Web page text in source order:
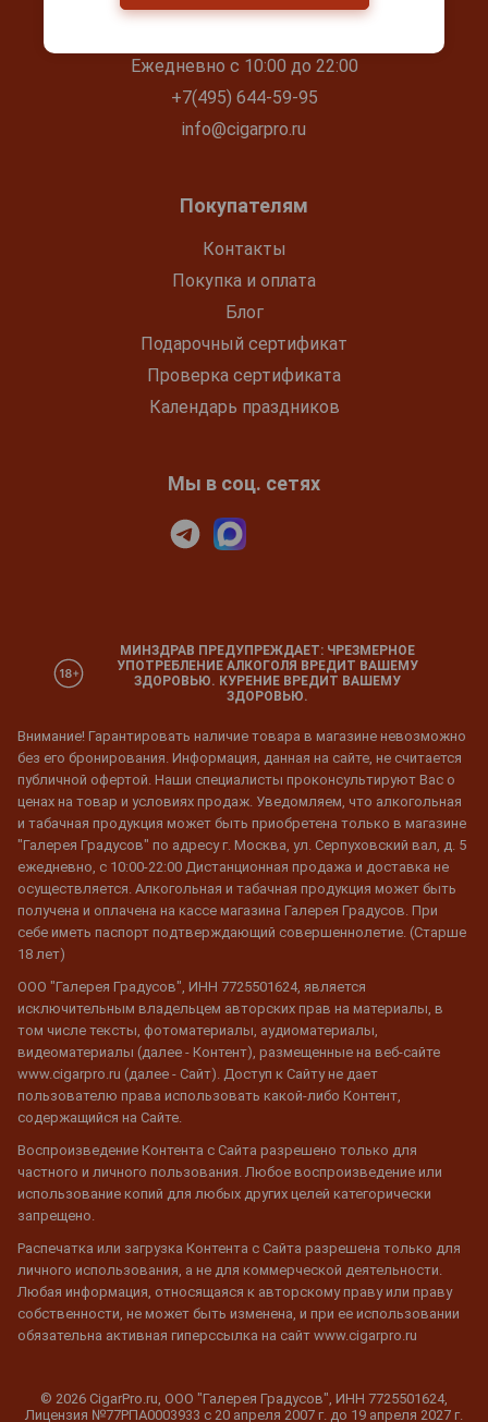
Ежедневно с 10:00 до 22:00
+7(495) 644-59-95
info@cigarpro.ru
Покупателям
Контакты
Покупка и оплата
Блог
Подарочный сертификат
Проверка сертификата
Календарь праздников
Мы в соц. сетях
МИНЗДРАВ ПРЕДУПРЕЖДАЕТ: ЧРЕЗМЕРНОЕ
УПОТРЕБЛЕНИЕ АЛКОГОЛЯ ВРЕДИТ ВАШЕМУ
ЗДОРОВЬЮ. КУРЕНИЕ ВРЕДИТ ВАШЕМУ
ЗДОРОВЬЮ.
Внимание! Гарантировать наличие товара в магазине невозможно
без его бронирования. Информация, данная на сайте, не считается
публичной офертой. Наши специалисты проконсультируют Вас о
ценах на товар и условиях продаж. Уведомляем, что алкогольная
и табачная продукция может быть приобретена только в магазине
"Галерея Градусов" по адресу г. Москва, ул. Серпуховский вал, д. 5
ежедневно, с 10:00-22:00 Дистанционная продажа и доставка не
осуществляется. Алкогольная и табачная продукция может быть
получена и оплачена на кассе магазина Галерея Градусов. При
себе иметь паспорт подтверждающий совершеннолетие. (Старше
18 лет)
ООО "Галерея Градусов", ИНН 7725501624, является
исключительным владельцем авторских прав на материалы, в
том числе тексты, фотоматериалы, аудиоматериалы,
видеоматериалы (далее - Контент), размещенные на веб-сайте
www.cigarpro.ru (далее - Сайт). Доступ к Сайту не дает
пользователю права использовать какой-либо Контент,
содержащийся на Сайте.
Воспроизведение Контента с Сайта разрешено только для
частного и личного пользования. Любое воспроизведение или
использование копий для любых других целей категорически
запрещено.
Распечатка или загрузка Контента с Сайта разрешена только для
личного использования, а не для коммерческой деятельности.
Любая информация, относящаяся к авторскому праву или праву
собственности, не может быть изменена, и при ее использовании
обязательна активная гиперссылка на сайт www.cigarpro.ru
© 2026 CigarPro.ru, ООО "Галерея Градусов", ИНН 7725501624,
Лицензия №77РПА0003933 c 20 апреля 2007 г. до 19 апреля 2027 г.